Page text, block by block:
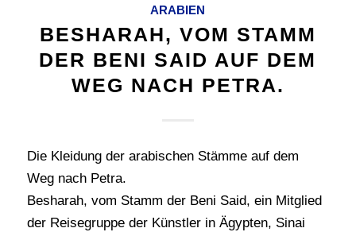
ARABIEN
BESHARAH, VOM STAMM
DER BENI SAID AUF DEM
WEG NACH PETRA.
Die Kleidung der arabischen Stämme auf dem
Weg nach Petra.
Besharah, vom Stamm der Beni Said, ein Mitglied
der Reisegruppe der Künstler in Ägypten, Sinai